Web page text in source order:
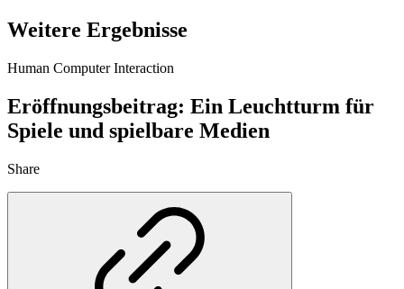
Weitere Ergebnisse
Human Computer Interaction
Eröffnungsbeitrag: Ein Leuchtturm für
Spiele und spielbare Medien
Share